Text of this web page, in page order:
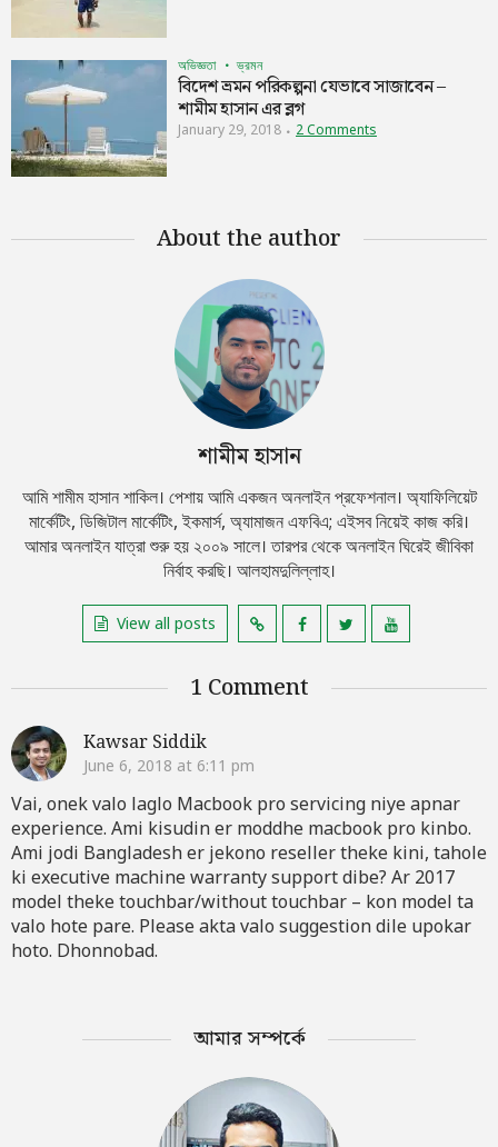
অভিজ্ঞতা ভ্রমন
বিদেশ ভ্রমন পরিকল্পনা যেভাবে সাজাবেন –
শামীম হাসান এর ব্লগ
January 29, 2018 2 Comments
About the author
শামীম হাসান
আমি শামীম হাসান শাকিল। পেশায় আমি একজন অনলাইন প্রফেশনাল। অ্যাফিলিয়েট
মার্কেটিং, ডিজিটাল মার্কেটিং, ইকমার্স, অ্যামাজন এফবিএ; এইসব নিয়েই কাজ করি।
আমার অনলাইন যাত্রা শুরু হয় ২০০৯ সালে। তারপর থেকে অনলাইন ঘিরেই জীবিকা
নির্বাহ করছি। আলহামদুলিল্লাহ।
View all posts
1 Comment
Kawsar Siddik
June 6, 2018 at 6:11 pm
Vai, onek valo laglo Macbook pro servicing niye apnar
experience. Ami kisudin er moddhe macbook pro kinbo.
Ami jodi Bangladesh er jekono reseller theke kini, tahole
ki executive machine warranty support dibe? Ar 2017
model theke touchbar/without touchbar – kon model ta
valo hote pare. Please akta valo suggestion dile upokar
hoto. Dhonnobad.
আমার সম্পর্কে